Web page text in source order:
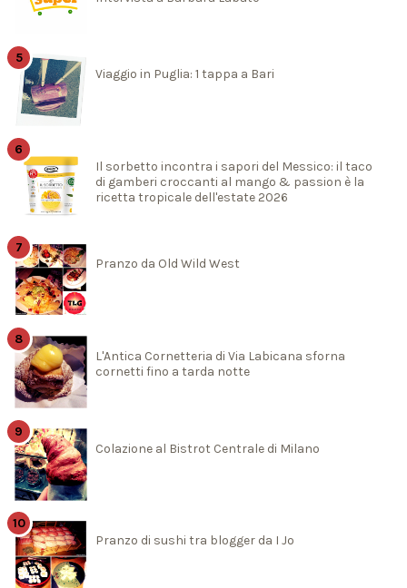
Viaggio in Puglia: 1 tappa a Bari
Il sorbetto incontra i sapori del Messico: il taco
di gamberi croccanti al mango & passion è la
ricetta tropicale dell'estate 2026
Pranzo da Old Wild West
L'Antica Cornetteria di Via Labicana sforna
cornetti fino a tarda notte
Colazione al Bistrot Centrale di Milano
Pranzo di sushi tra blogger da I Jo